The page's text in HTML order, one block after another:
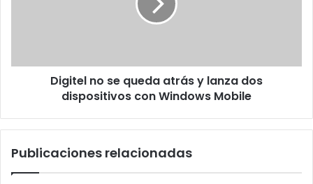
dispositivos
Digitel no se queda atrás y lanza dos
dispositivos con Windows Mobile
Publicaciones relacionadas